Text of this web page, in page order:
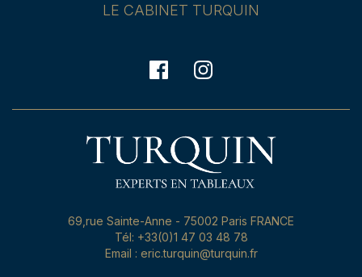
LE CABINET TURQUIN
69,rue Sainte-Anne - 75002 Paris FRANCE
Tél: +33(0)1 47 03 48 78
Email : eric.turquin@turquin.fr